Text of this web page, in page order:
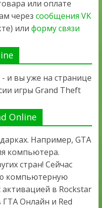
или оплате
через сообщения VK
или форму связи
и вы уже на странице
игры Grand Theft
Online
Например, GTA
компьютера.
стран! Сейчас
компьютерную
активацией в Rockstar
ГТА Онлайн и Red